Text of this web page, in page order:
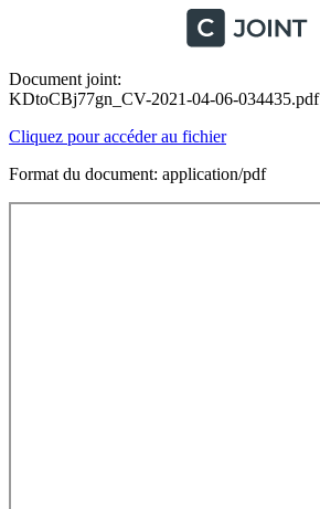
Document joint:
KDtoCBj77gn_CV-2021-04-06-034435.pdf
Cliquez pour accéder au fichier
Format du document: application/pdf